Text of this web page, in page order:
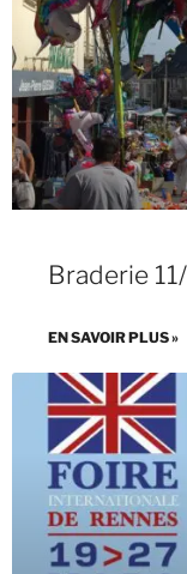
Braderie
EN SAVOIR PLUS »